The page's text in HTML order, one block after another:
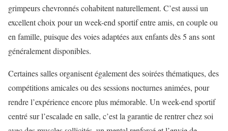
grimpeurs chevronnés cohabitent naturellement. C’est aussi un
excellent choix pour un week-end sportif entre amis, en couple ou
en famille, puisque des voies adaptées aux enfants dès 5 ans sont
généralement disponibles.
Certaines salles organisent également des soirées thématiques, des
compétitions amicales ou des sessions nocturnes animées, pour
rendre l’expérience encore plus mémorable. Un week-end sportif
centré sur l’escalade en salle, c’est la garantie de rentrer chez soi